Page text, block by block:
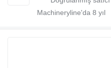
Machineryline'da 8 yıl